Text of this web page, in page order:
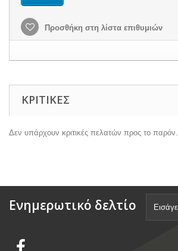
Προσθήκη στη λίστα επιθυμιών
ΚΡΙΤΙΚΈΣ
Δεν υπάρχουν κριτικές πελατών προς το παρόν.
Ενημερωτικό δελτίο